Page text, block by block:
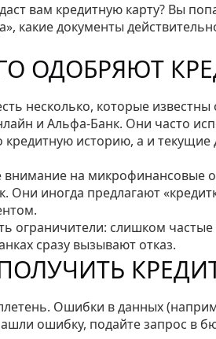
вам кредитную карту? Вы
какие документы
ОДОБРЯЮТ
несколько, которые известны
и Альфа‑Банк. Они часто
историю, а и текущие
внимание на микрофинансовые
иногда предлагают
ограничители: слишком частые
сразу вызывают отказ.
Ошибки в данных
ошибку, подайте запрос в